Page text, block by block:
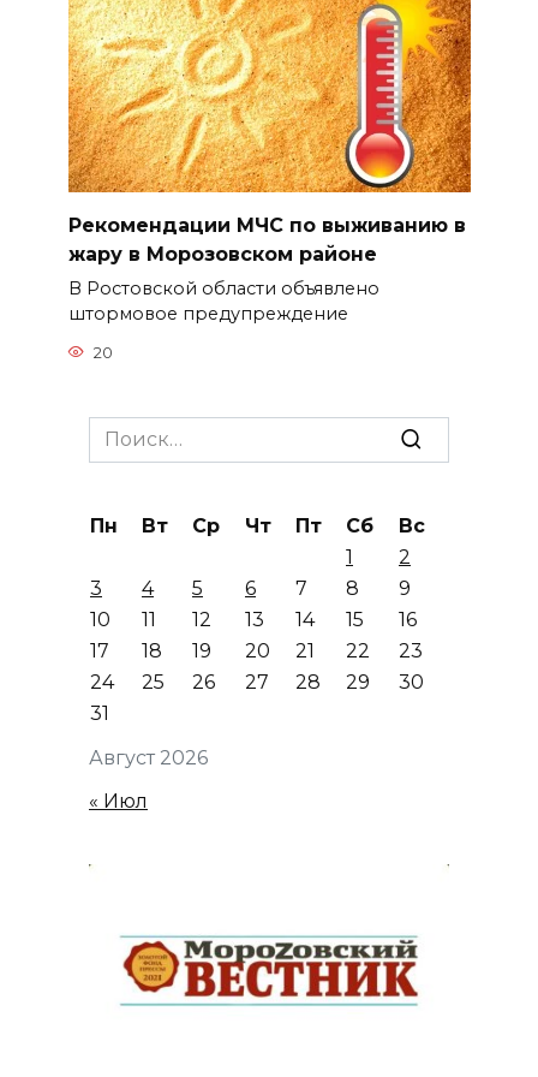
Рекомендации МЧС по выживанию в
жару в Морозовском районе
В Ростовской области объявлено
штормовое предупреждение
20
Search
for:
Август 2026
Пн Вт Ср Чт Пт Сб
Вс
1
2
3
4 5 6 7 8
9
10
11 12 13 14 15
16
17
18 19 20 21 22
23
24
25 26 27 28 29
30
31
« Июл